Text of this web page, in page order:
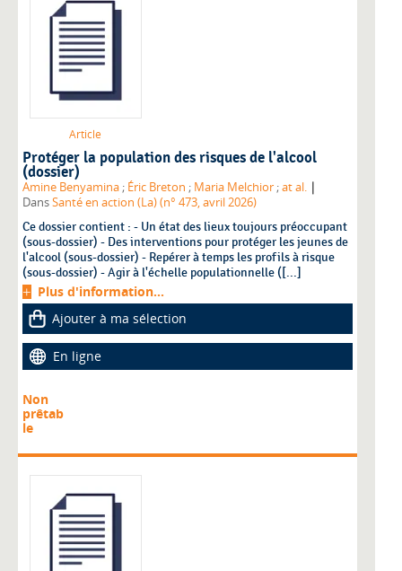
Article
Protéger la population des risques de l'alcool
(dossier)
Amine Benyamina ; Éric Breton ; Maria Melchior ;at al. |
DansSanté en action (La) (n° 473, avril 2026)
Ce dossier contient : - Un état des lieux toujours préoccupant
(sous-dossier) - Des interventions pour protéger les jeunes de
l'alcool (sous-dossier) - Repérer à temps les profils à risque
(sous-dossier) - Agir à l'échelle populationnelle ([...]
Plus d'information...
Ajouter à ma sélection
En ligne
Non
prêtab
le